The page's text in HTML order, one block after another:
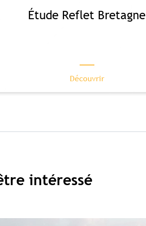
Étude Reflet Bretagne
Découvrir
intéressé